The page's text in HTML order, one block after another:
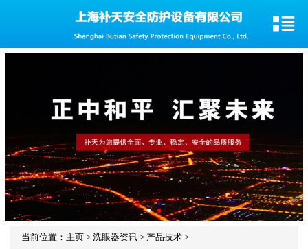
当前位置： 主页> 洗眼器资讯> 产品技术>